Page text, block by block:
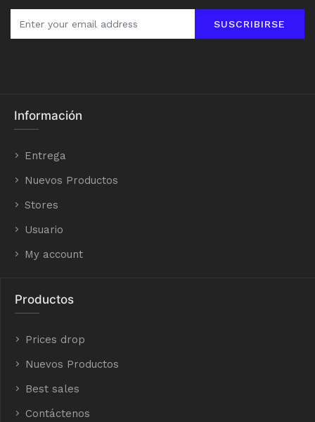
SUSCRIBIRSE
Información
Entrega
Nuevos Productos
Stores
Usuario
My account
Productos
Prices drop
Nuevos Productos
Best sales
Contáctenos